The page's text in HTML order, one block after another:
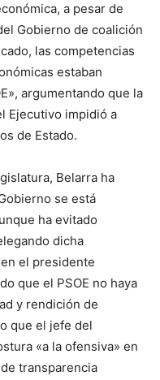
a pesar de
Gobierno de coalición
las competencias
estaban
argumentando que la
Ejecutivo impidió a
de Estado.
Belarra ha
se está
ha evitado
dicha
el presidente
que el PSOE no haya
y rendición de
que el jefe del
«a la ofensiva» en
transparencia